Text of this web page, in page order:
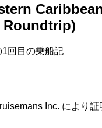
Roundtrip)
1回目の乗船記
Inc. により証